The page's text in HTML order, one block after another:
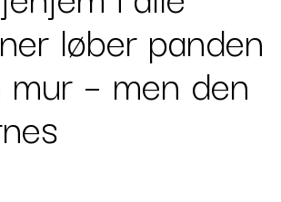
løber panden
– men den